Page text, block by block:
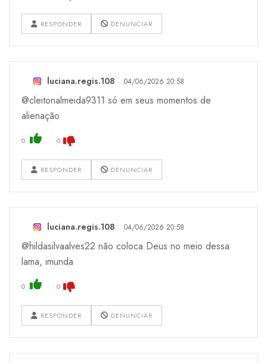
RESPONDER DENUNCIAR
luciana.regis.108 04/06/2026 20:58
@cleitonalmeida9311 só em seus momentos de
alienação
0 0
RESPONDER DENUNCIAR
luciana.regis.108 04/06/2026 20:58
@hildasilvaalves22 não coloca Deus no meio dessa
lama, imunda
0 0
RESPONDER DENUNCIAR